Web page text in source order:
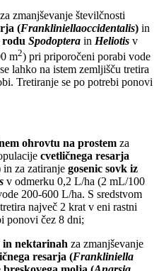
za zmanjševanje številčnosti
(Frankliniellaoccidentalis) in
rodu Spodoptera in Heliotis v
m2) pri priporočeni porabi vode
lahko na istem zemljišču tretira
Tretiranje se po potrebi ponovi
ohrovtu na prostem za
cvetličnega resarja
in za zatiranje gosenic sovk iz
v odmerku 0,2 L/ha (2 mL/100
200-600 L/ha. S sredstvom
največ 2 krat v eni rastni
ponovi čez 8 dni;
in nektarinah za zmanjševanje
resarja (Frankliniella